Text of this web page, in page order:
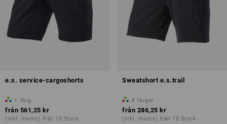
e.s. service-cargoshorts
1 färg
från 561,25 kr
(inkl. moms) från 10 Styck
Sweatshort e.s.trail
4 färger
från 286,25 kr
(inkl. moms) från 10 Styck